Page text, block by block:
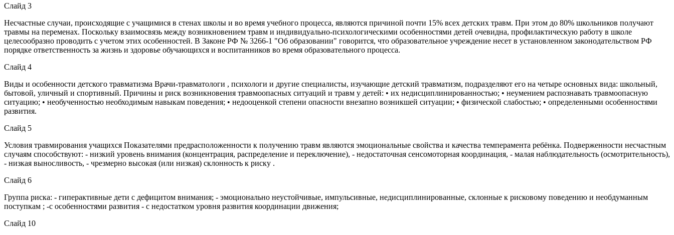
Слайд 3
Несчастные случаи, происходящие с учащимися в стенах школы и во время учебного процесса, являются причиной почти 15% всех детских травм. При этом до 80% школьников получают
травмы на переменах. Поскольку взаимосвязь между возникновением травм и индивидуально-психологическими особенностями детей очевидна, профилактическую работу в школе
целесообразно проводить с учетом этих особенностей. В Законе РФ № 3266-1 "Об образовании" говорится, что образовательное учреждение несет в установленном законодательством РФ
порядке ответственность за жизнь и здоровье обучающихся и воспитанников во время образовательного процесса.
Слайд 4
Виды и особенности детского травматизма Врачи-травматологи , психологи и другие специалисты, изучающие детский травматизм, подразделяют его на четыре основных вида: школьный,
бытовой, уличный и спортивный. Причины и риск возникновения травмоопасных ситуаций и травм у детей: • их недисциплинированностью; • неумением распознавать травмоопасную
ситуацию; • необученностью необходимым навыкам поведения; • недооценкой степени опасности внезапно возникшей ситуации; • физической слабостью; • определенными особенностями
развития.
Слайд 5
Условия травмирования учащихся Показателями предрасположенности к получению травм являются эмоциональные свойства и качества темперамента ребёнка. Подверженности несчастным
случаям способствуют: - низкий уровень внимания (концентрация, распределение и переключение), - недостаточная сенсомоторная координация, - малая наблюдательность (осмотрительность),
- низкая выносливость, - чрезмерно высокая (или низкая) склонность к риску .
Слайд 6
Группа риска: - гиперактивные дети с дефицитом внимания; - эмоционально неустойчивые, импульсивные, недисциплинированные, склонные к рисковому поведению и необдуманным
поступкам ; -с особенностями развития - с недостатком уровня развития координации движения;
Слайд 10